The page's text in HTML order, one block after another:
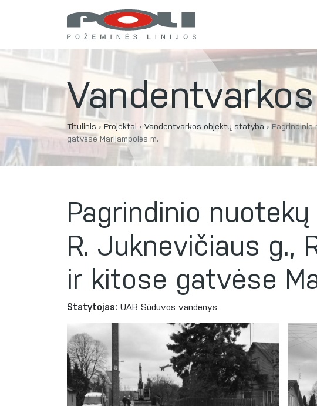
Titulinis › Projektai › Vandentvarkos objektų statyba › Pagrindinio
gatvėse Marijampolės m.
Pagrindinio
R. Juknevičiaus g.,
ir kitose gatvėse
Statytojas: UAB Sūduvos vandenys